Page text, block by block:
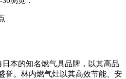
本的知名燃气具品牌，以其高品
誉。林内燃气灶以其高效节能、安